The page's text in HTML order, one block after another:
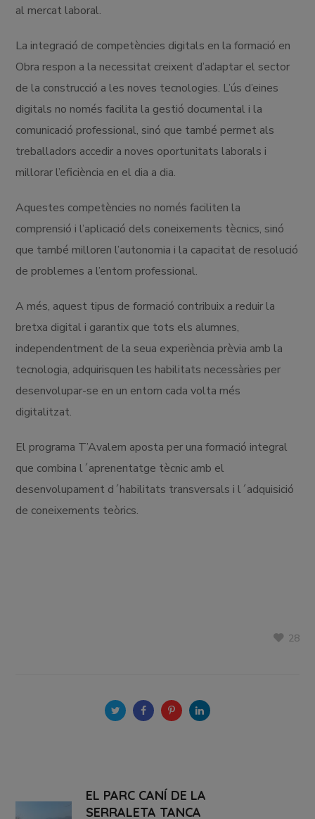
al mercat laboral.
La integració de competències digitals en la formació en
Obra respon a la necessitat creixent d’adaptar el sector
de la construcció a les noves tecnologies. L’ús d’eines
digitals no només facilita la gestió documental i la
comunicació professional, sinó que també permet als
treballadors accedir a noves oportunitats laborals i
millorar l’eficiència en el dia a dia.
Aquestes competències no només faciliten la
comprensió i l’aplicació dels coneixements tècnics, sinó
que també milloren l’autonomia i la capacitat de resolució
de problemes a l’entorn professional.
A més, aquest tipus de formació contribuix a reduir la
bretxa digital i garantix que tots els alumnes,
independentment de la seua experiència prèvia amb la
tecnologia, adquirisquen les habilitats necessàries per
desenvolupar-se en un entorn cada volta més
digitalitzat.
El programa T’Avalem aposta per una formació integral
que combina l´aprenentatge tècnic amb el
desenvolupament d´habilitats transversals i l´adquisició
de coneixements teòrics.
28
EL PARC CANÍ DE LA
SERRALETA TANCA